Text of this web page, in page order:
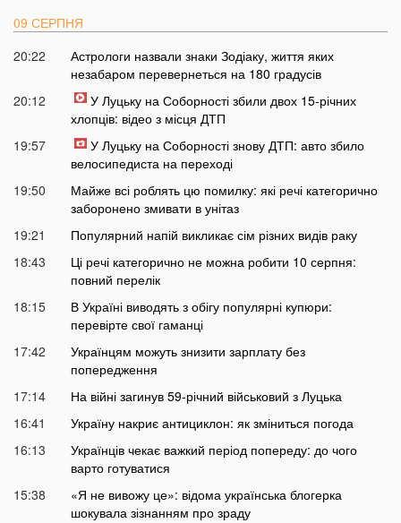
09 СЕРПНЯ
20:22
Астрологи назвали знаки Зодіаку, життя яких
незабаром перевернеться на 180 градусів
20:12
У Луцьку на Соборності збили двох 15-річних
хлопців: відео з місця ДТП
19:57
У Луцьку на Соборності знову ДТП: авто збило
велосипедиста на переході
19:50
Майже всі роблять цю помилку: які речі категорично
заборонено змивати в унітаз
19:21
Популярний напій викликає сім різних видів раку
18:43
Ці речі категорично не можна робити 10 серпня:
повний перелік
18:15
В Україні виводять з обігу популярні купюри:
перевірте свої гаманці
17:42
Українцям можуть знизити зарплату без
попередження
17:14
На війні загинув 59-річний військовий з Луцька
16:41
Україну накриє антициклон: як зміниться погода
16:13
Українців чекає важкий період попереду: до чого
варто готуватися
15:38
«Я не вивожу це»: відома українська блогерка
шокувала зізнанням про зраду